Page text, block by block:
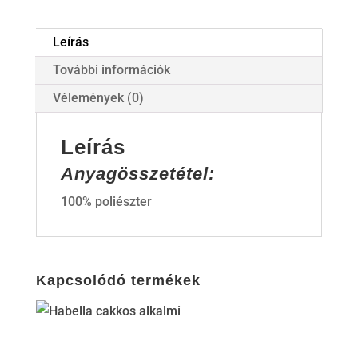
Leírás
További információk
Vélemények (0)
Leírás
Anyagösszetétel:
100% poliészter
Kapcsolódó termékek